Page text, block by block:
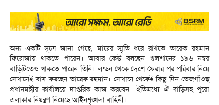
অন্য একটি সূত্রে জানা গেছে, মায়ের স্মৃতি ধরে রাখতে তারেক রহমান
ফিরোজায় থাকতে পারেন। আবার কেউ বলছেন গুলশানের ১৯৬ নম্বর
বাড়িটিতেও থাকতে পারেন তিনি। লন্ডন থেকে দেশে ফেরার পর পরিবার নিয়ে
সেখানেই বাস করছেন তারেক রহমান। সেখানে থেকেই কিছু দিন তেজগাঁওস্থ
প্রধানমন্ত্রীর কার্যালয়ে দাপ্তরিক কাজ করবেন। ইতিমধ্যে ঐ বাড়িসহ পুরো
এলাকার নিয়ন্ত্রণ নিয়েছে আইনশৃঙ্খলা বাহিনী।